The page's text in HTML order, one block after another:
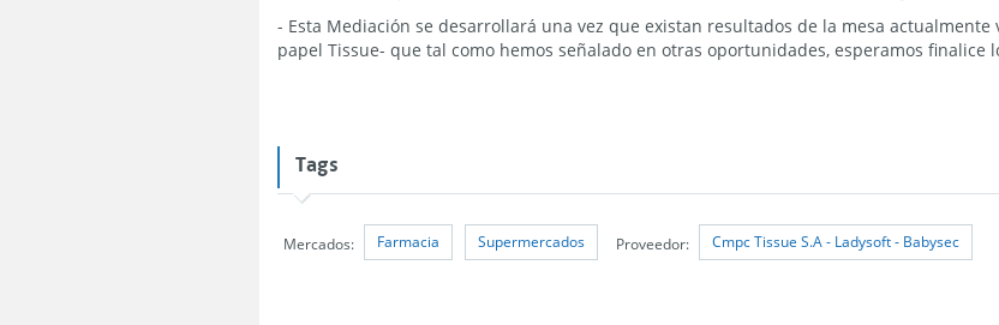
- Esta Mediación se desarrollará una vez que existan resultados de la mesa
papel Tissue- que tal como hemos señalado en otras oportunidades, esperamos finalice
Tags
Mercados: Farmacia Supermercados Proveedor: Cmpc Tissue S.A - Ladysoft - Babysec